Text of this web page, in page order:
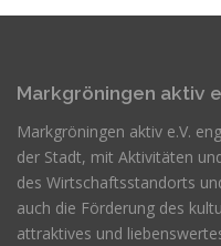
Markgröningen aktiv
Markgröningen aktiv e.V.
der Stadt, mit Aktivitäten
des Wirtschaftsstandorts
auch die Förderung des
attraktives und